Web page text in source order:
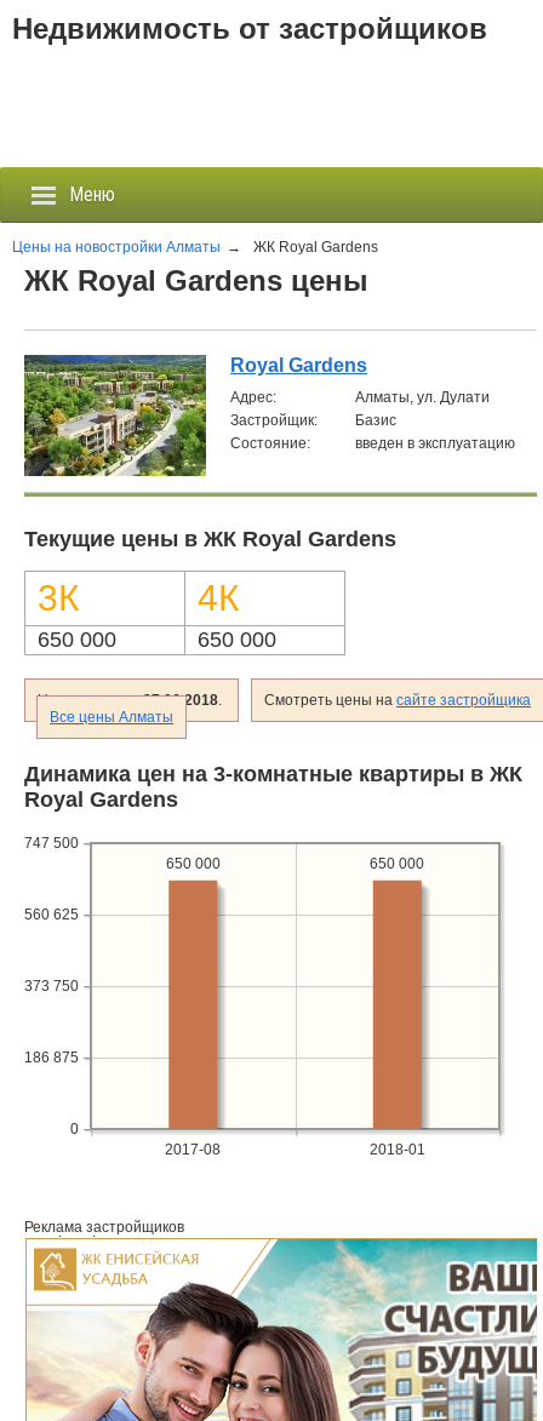
Недвижимость от застройщиков
Меню
Новостройки
Новости
События
Агентства
Объявления
Кабинет
Цены на новостройки Алматы → ЖК Royal Gardens
ЖК Royal Gardens цены
Royal Gardens
Aдрес:
Алматы, ул. Дулати
Застройщик:
Базис
Состояние:
введен в эксплуатацию
Текущие цены в ЖК Royal Gardens
3К 4К
650 000 650 000
Цены сверены27.06.2018. Смотреть цены на сайте застройщика
Все цены Алматы
Динамика цен на 3-комнатные квартиры в ЖК
Royal Gardens
2017-08 2018-01
0
186 875
373 750
560 625
747 500
650 000
650 000
Реклама застройщиков